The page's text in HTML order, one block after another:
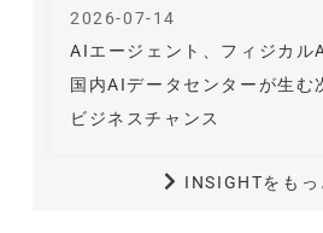
AIエージェント、フィジカル
国内AIデータセンターが生む
ビジネスチャンス
2026-07-14
INSIGHTをもっ